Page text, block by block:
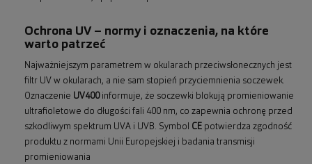
Ochrona UV – normy i oznaczenia, na które
warto patrzeć
Najważniejszym parametrem w okularach przeciwsłonecznych jest
filtr UV w okularach, a nie sam stopień przyciemnienia soczewek.
Oznaczenie UV400informuje, że soczewki blokują promieniowanie
ultrafioletowe do długości fali 400 nm, co zapewnia ochronę przed
szkodliwym spektrum UVA i UVB. Symbol CE potwierdza zgodność
produktu z normami Unii Europejskiej i badania transmisji
promieniowania